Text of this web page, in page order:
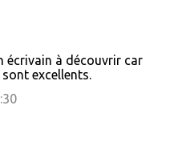
écrivain à découvrir car
excellents.